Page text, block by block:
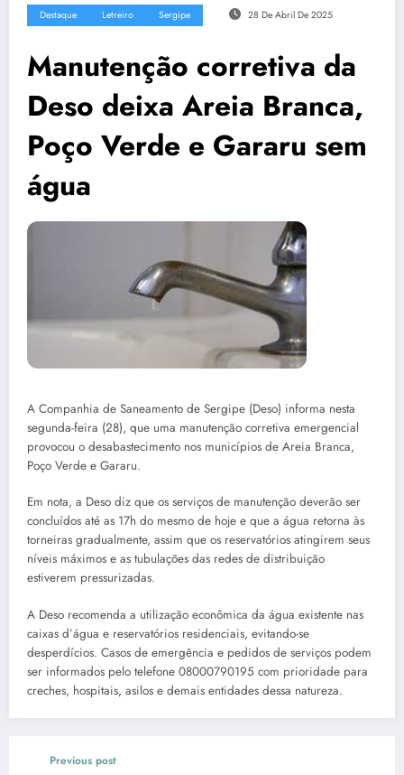
Destaque Letreiro Sergipe 28 De Abril De 2025
Manutenção corretiva da
Deso deixa Areia Branca,
Poço Verde e Gararu sem
água
A Companhia de Saneamento de Sergipe (Deso) informa nesta
segunda-feira (28), que uma manutenção corretiva emergencial
provocou o desabastecimento nos municípios de Areia Branca,
Poço Verde e Gararu.
Em nota, a Deso diz que os serviços de manutenção deverão ser
concluídos até as 17h do mesmo de hoje e que a água retorna às
torneiras gradualmente, assim que os reservatórios atingirem seus
níveis máximos e as tubulações das redes de distribuição
estiverem pressurizadas.
A Deso recomenda a utilização econômica da água existente nas
caixas d’água e reservatórios residenciais, evitando-se
desperdícios. Casos de emergência e pedidos de serviços podem
ser informados pelo telefone 08000790195 com prioridade para
creches, hospitais, asilos e demais entidades dessa natureza.
Previous post